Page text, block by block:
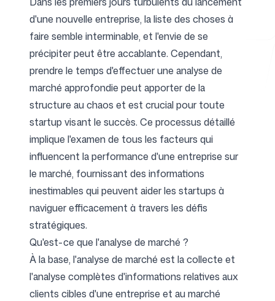
Outils gratuits
FAQ
Contact
Connexion S'inscrire
d'une nouvelle entreprise, la liste des choses à
faire semble interminable, et l'envie de se
précipiter peut être accablante. Cependant,
prendre le temps d'effectuer une analyse de
marché approfondie peut apporter de la
structure au chaos et est crucial pour toute
startup visant le succès. Ce processus détaillé
implique l'examen de tous les facteurs qui
influencent la performance d'une entreprise sur
le marché, fournissant des informations
inestimables qui peuvent aider les startups à
naviguer efficacement à travers les défis
stratégiques.
Qu'est-ce que l'analyse de marché ?
À la base, l'analyse de marché est la collecte et
l'analyse complètes d'informations relatives aux
clients cibles d'une entreprise et au marché